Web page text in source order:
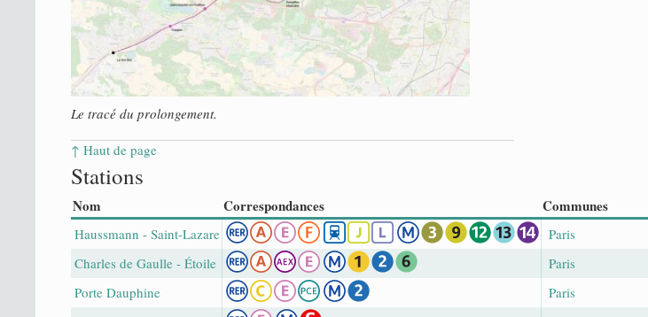
Le tracé du prolongement.
↑ Haut de page
Stations
Nom Correspondances Communes
Haussmann - Saint-Lazare
Paris
Charles de Gaulle - Étoile
Paris
Porte Dauphine
Paris